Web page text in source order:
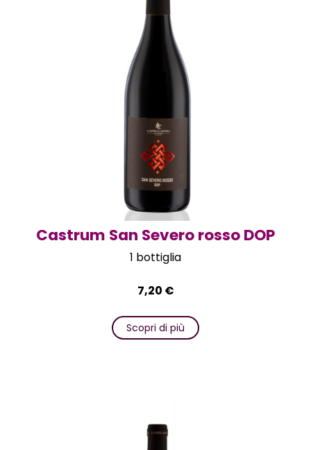
Castrum San Severo rosso DOP
1 bottiglia
7,20 €
Scopri di più